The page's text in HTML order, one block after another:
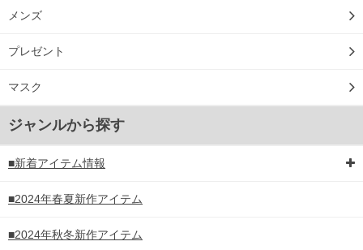
メンズ
プレゼント
マスク
ジャンルから探す
■新着アイテム情報
■2024年春夏新作アイテム
■2024年秋冬新作アイテム